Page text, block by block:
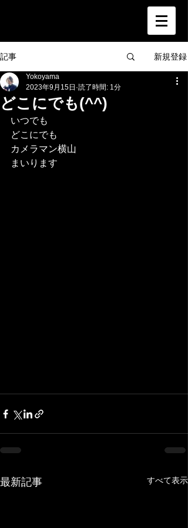
記事 新規登録
どこにでも(^^)
Yokoyama
2023年9月15日 読了時間: 1分
いつでも
どこにでも
カメラマン横山
まいります
最新記事 すべて表示